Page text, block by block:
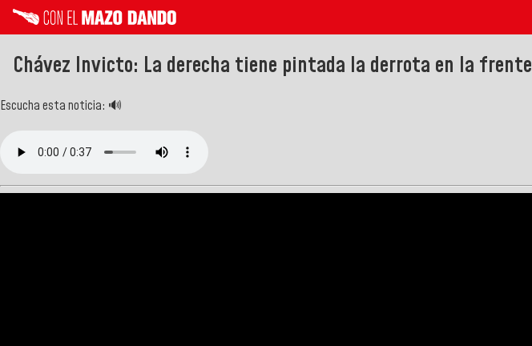
Chávez Invicto: La derecha tiene pintada la derrota en la frente
Escucha esta noticia: 🔊